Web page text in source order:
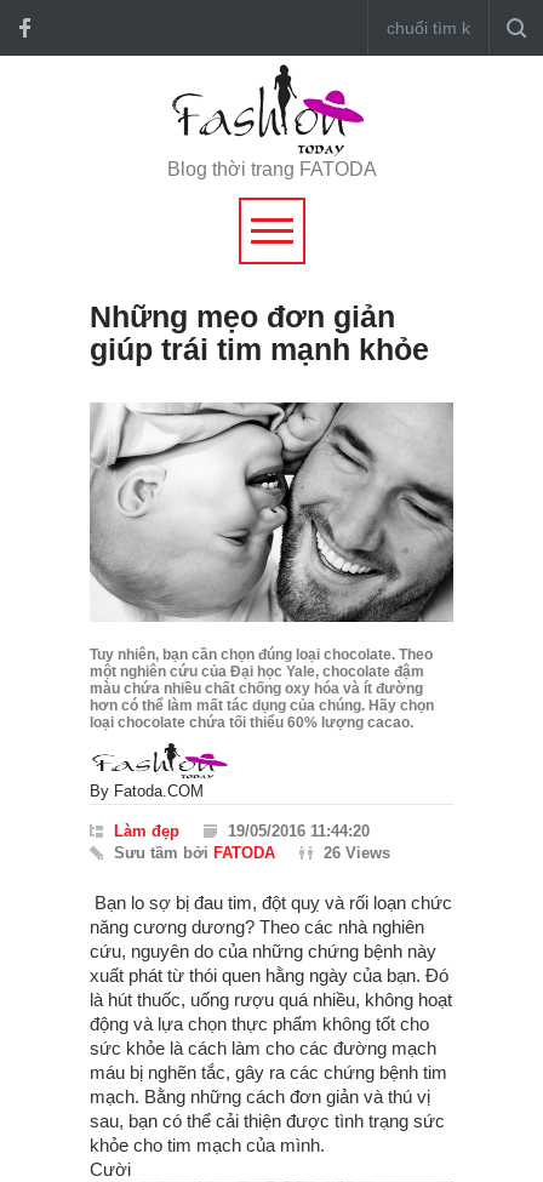
Blog thời trang FATODA
Những mẹo đơn giản
giúp trái tim mạnh khỏe
Tuy nhiên, bạn cần chọn đúng loại chocolate. Theo
một nghiên cứu của Đại học Yale, chocolate đậm
màu chứa nhiều chất chống oxy hóa và ít đường
hơn có thể làm mất tác dụng của chúng. Hãy chọn
loại chocolate chứa tối thiểu 60% lượng cacao.
By Fatoda.COM
Làm đẹp
19/05/2016 11:44:20
Sưu tầm bởi FATODA 26 Views
Bạn lo sợ bị đau tim, đột quỵ và rối loạn chức
năng cương dương? Theo các nhà nghiên
cứu, nguyên do của những chứng bệnh này
xuất phát từ thói quen hằng ngày của bạn. Đó
là hút thuốc, uống rượu quá nhiều, không hoạt
động và lựa chọn thực phẩm không tốt cho
sức khỏe là cách làm cho các đường mạch
máu bị nghẽn tắc, gây ra các chứng bệnh tim
mạch. Bằng những cách đơn giản và thú vị
sau, bạn có thể cải thiện được tình trạng sức
khỏe cho tim mạch của mình.
Cười